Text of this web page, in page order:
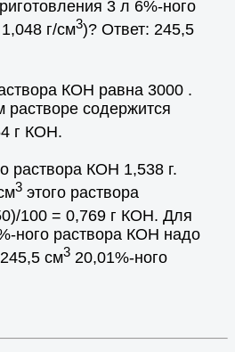
3 л 6%-ного
г/см3)? Ответ: 245,5
КОН равна 3000 .
растворе содержится
г КОН.
раствора КОН 1,538 г.
3 этого раствора
100 = 0,769 г КОН. Для
ного раствора КОН надо
см3 20,01%-ного